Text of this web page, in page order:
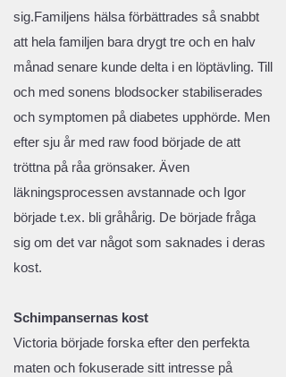
sig.Familjens hälsa förbättrades så snabbt
att hela familjen bara drygt tre och en halv
månad senare kunde delta i en löptävling. Till
och med sonens blodsocker stabiliserades
och symptomen på diabetes upphörde. Men
efter sju år med raw food började de att
tröttna på råa grönsaker. Även
läkningsprocessen avstannade och Igor
började t.ex. bli gråhårig. De började fråga
sig om det var något som saknades i deras
kost.
Schimpansernas kost
Victoria började forska efter den perfekta
maten och fokuserade sitt intresse på